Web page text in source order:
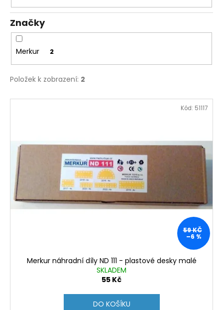
Značky
Merkur 2
Položek k zobrazení: 2
V
p
o
d
59 KČ
–6 %
Merkur náhradní díly ND 111 - plastové desky malé
SKLADEM
55 Kč
DO KOŠÍKU
Kód: 51117
ALBI
HŘEJIVÝ
TULEŇ
563
Kč